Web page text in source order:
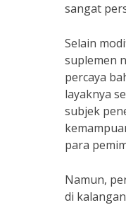
sangat
Selain
suplemen
percaya
layaknya
subjek
para
Namun,
di